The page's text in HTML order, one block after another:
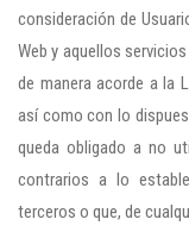
consideración de
Web y aquellos
de manera acorde a la
así como con lo
queda obligado a no
contrarios a lo
terceros o que, de